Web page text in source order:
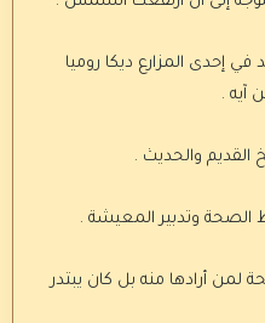
إحدى المزارع ديكا روميا
آيه .
القديم والحديث .
وتدبير المعيشة .
لمن أرادها منه بل كان يبتدر